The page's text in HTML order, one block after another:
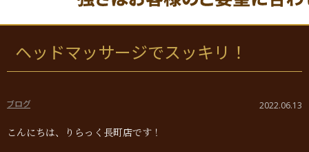
ヘッドマッサージでスッキリ！
ブログ 2022.06.13
こんにちは、りらっく長町店です！